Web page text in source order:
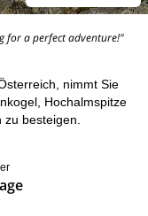
for a perfect adventure!"
nimmt Sie
Hochalmspitze
besteigen.